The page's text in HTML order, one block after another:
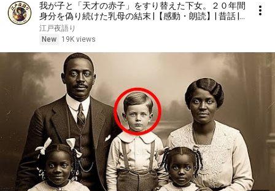
我が子と「天才の赤子」をすり替えた下女。２０年間
身分を偽り続けた乳母の結末 |【感動・朗読】| 昔話 |
江戸時代の物語 | 時代劇
江戸夜語り
New
19K views